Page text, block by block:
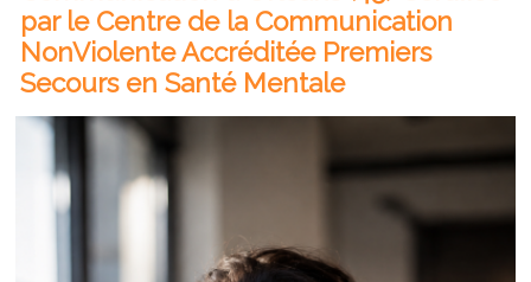
par le Centre de la Communication
NonViolente Accréditée Premiers
Secours en Santé Mentale